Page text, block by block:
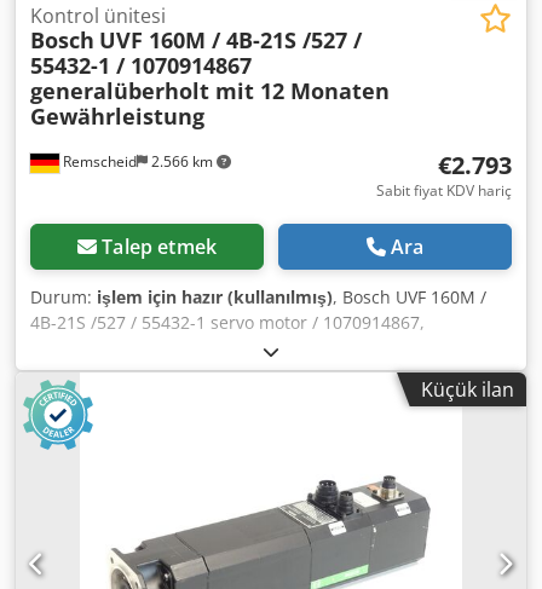
Remscheid 2.566 km
Kontrol ünitesi
Bosch UVF 160M / 4B-21S /527 /
55432-1 / 1070914867
generalüberholt mit 12 Monaten
Gewährleistung
€2.793
Sabit fiyat KDV hariç
Talep etmek Ara
Durum: işlem için hazır (kullanılmış), Bosch UVF 160M /
4B-21S /527 / 55432-1 servo motor / 1070914867,
profesyonel olarak tamamen elden geçirilmiş ve test
edilmiş, 12 ay garantili, %100 işlevsel, teslimat kapsamı
fotoğraflardaki gibidir, Anlaşılan satış indirimleri bu ürüne
uygulanmaz. Lütfen fiyatı ayrıca sorunuz!,DİKKAT: Lütfen
paketleme ve kargo masraflarını ayrıca sorunuz! DİKKAT:
Paketleme ve nakliye için ayrı ayrı ücret bilgisi alınız!
Küçük ilan